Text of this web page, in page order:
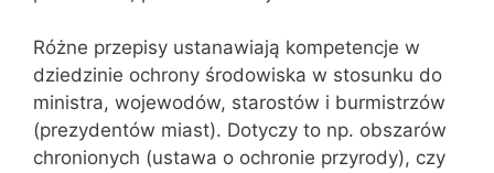
Różne przepisy ustanawiają kompetencje w
dziedzinie ochrony środowiska w stosunku do
ministra, wojewodów, starostów i burmistrzów
(prezydentów miast). Dotyczy to np. obszarów
chronionych (ustawa o ochronie przyrody), czy